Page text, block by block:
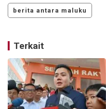
berita antara maluku
Terkait